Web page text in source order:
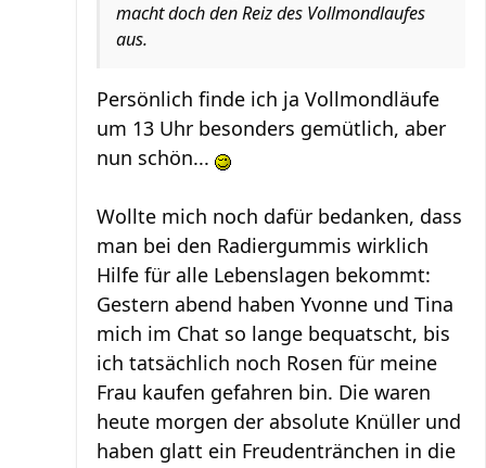
macht doch den Reiz des Vollmondlaufes
aus.
Persönlich finde ich ja Vollmondläufe
um 13 Uhr besonders gemütlich, aber
nun schön...
Wollte mich noch dafür bedanken, dass
man bei den Radiergummis wirklich
Hilfe für alle Lebenslagen bekommt:
Gestern abend haben Yvonne und Tina
mich im Chat so lange bequatscht, bis
ich tatsächlich noch Rosen für meine
Frau kaufen gefahren bin. Die waren
heute morgen der absolute Knüller und
haben glatt ein Freudentränchen in die